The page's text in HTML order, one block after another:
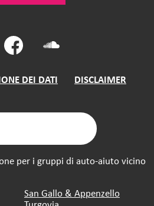
DEI DATI
DISCLAIMER
per i gruppi di auto-aiuto vicino
San Gallo & Appenzello